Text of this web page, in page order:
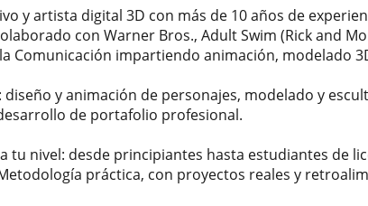
y artista digital 3D con más de 10 años de
con Warner Bros., Adult Swim (Rick and
Comunicación impartiendo animación, modelado
diseño y animación de personajes, modelado y
de portafolio profesional.
tu nivel: desde principiantes hasta estudiantes de
práctica, con proyectos reales y